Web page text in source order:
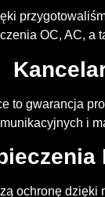
OC, AC, a
to gwarancja
i
ochronę